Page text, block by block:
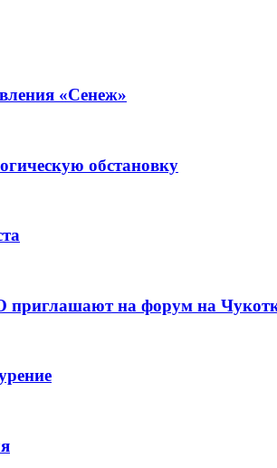
«Сенеж»
обстановку
приглашают на форум на